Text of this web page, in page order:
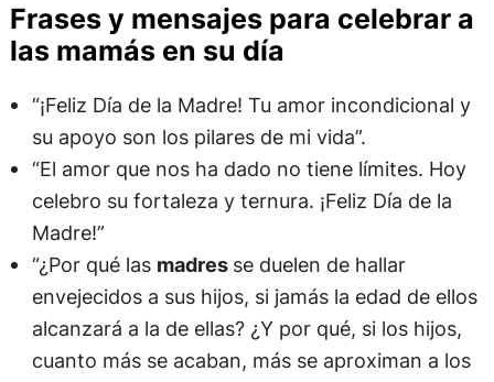
Frases y mensajes para celebrar a
las mamás en su día
“¡Feliz Día de la Madre! Tu amor incondicional y
su apoyo son los pilares de mi vida”.
“El amor que nos ha dado no tiene límites. Hoy
celebro su fortaleza y ternura. ¡Feliz Día de la
Madre!”
“¿Por qué las madres se duelen de hallar
envejecidos a sus hijos, si jamás la edad de ellos
alcanzará a la de ellas? ¿Y por qué, si los hijos,
cuanto más se acaban, más se aproximan a los